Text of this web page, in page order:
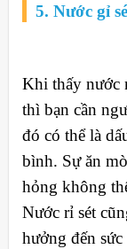
5. Nước gỉ
Khi thấy nước
thì bạn cần
đó có thể là
bình. Sự ăn
hỏng không
Nước rỉ sét
hưởng đến sức